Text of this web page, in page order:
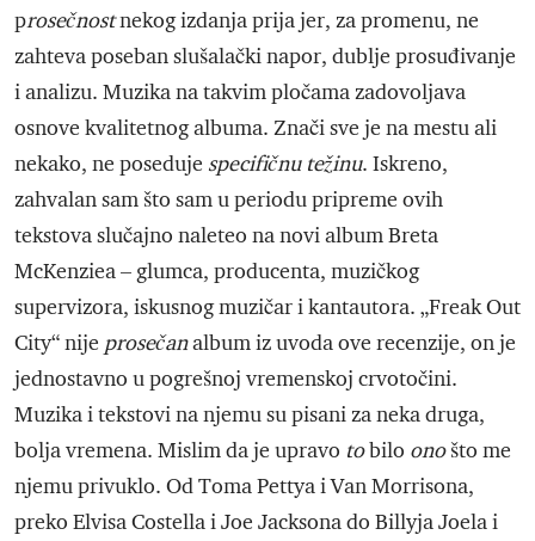
prosečnostnekog izdanja prija jer, za promenu, ne
zahteva poseban slušalački napor, dublje prosuđivanje
i analizu. Muzika na takvim pločama zadovoljava
osnove kvalitetnog albuma. Znači sve je na mestu ali
nekako, ne poseduje specifičnu težinu. Iskreno,
zahvalan sam što sam u periodu pripreme ovih
tekstova slučajno naleteo na novi album Breta
McKenziea – glumca, producenta, muzičkog
supervizora, iskusnog muzičar i kantautora. „Freak Out
City“ nije prosečanalbum iz uvoda ove recenzije, on je
jednostavno u pogrešnoj vremenskoj crvotočini.
Muzika i tekstovi na njemu su pisani za neka druga,
bolja vremena. Mislim da je upravo tobilo onošto me
njemu privuklo. Od Toma Pettya i Van Morrisona,
preko Elvisa Costella i Joe Jacksona do Billyja Joela i